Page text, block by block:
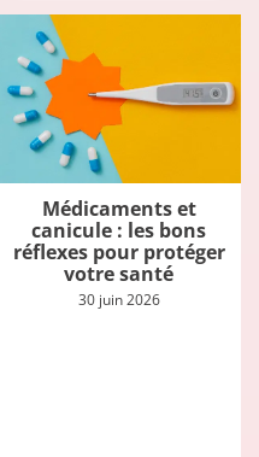
Médicaments et
canicule : les bons
réflexes pour protéger
votre santé
30 juin 2026